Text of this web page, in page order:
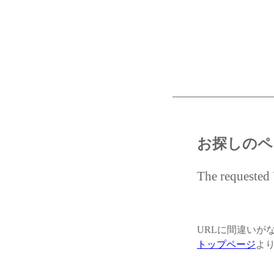
お探しの
The
URLに間違いが
トップページよ